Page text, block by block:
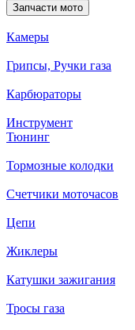
Запчасти мото
Камеры
Грипсы, Ручки газа
Карбюраторы
Инструмент
Тюнинг
Тормозные колодки
Счетчики моточасов
Цепи
Жиклеры
Катушки зажигания
Тросы газа